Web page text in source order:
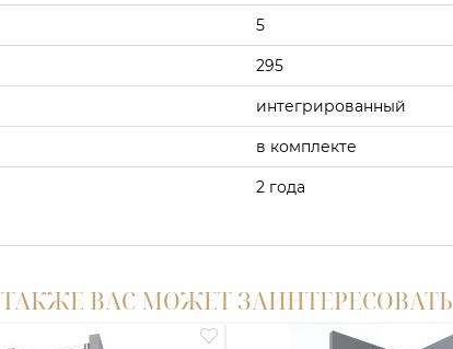
5
295
интегрированный
в комплекте
2 года
ТАКЖЕ ВАС МОЖЕТ ЗАИНТЕРЕСОВАТЬ